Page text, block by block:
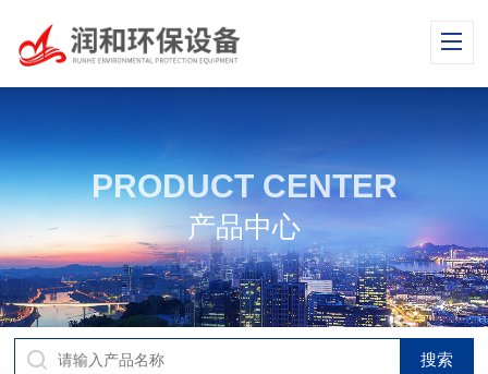
PRODUCT CENTER
产品中心